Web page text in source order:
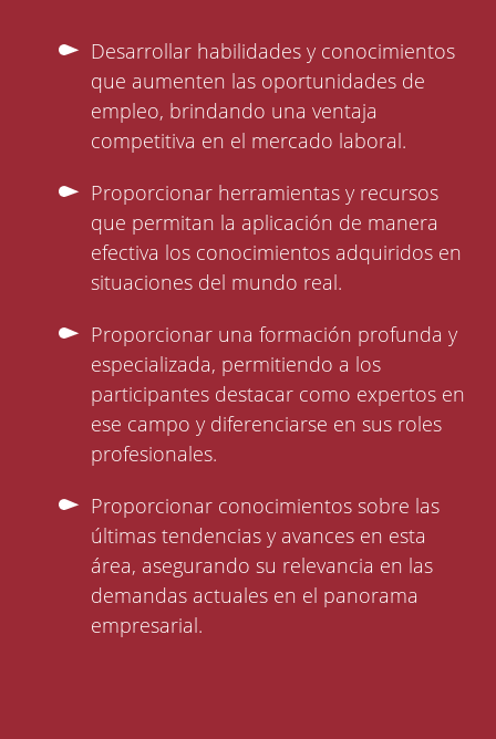
Desarrollar habilidades y conocimientos
que aumenten las oportunidades de
empleo, brindando una ventaja
competitiva en el mercado laboral.
Proporcionar herramientas y recursos
que permitan la aplicación de manera
efectiva los conocimientos adquiridos en
situaciones del mundo real.
Proporcionar una formación profunda y
especializada, permitiendo a los
participantes destacar como expertos en
ese campo y diferenciarse en sus roles
profesionales.
Proporcionar conocimientos sobre las
últimas tendencias y avances en esta
área, asegurando su relevancia en las
demandas actuales en el panorama
empresarial.